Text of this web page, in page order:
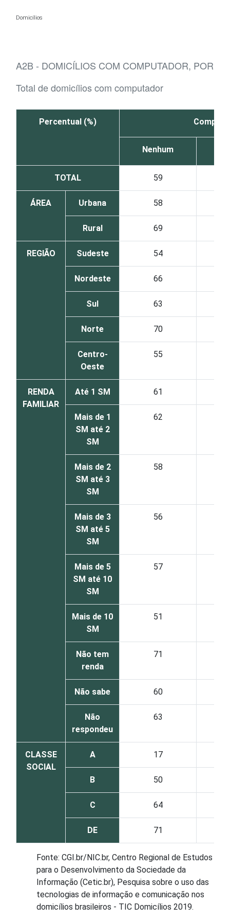
Domicílios
A2B - DOMICÍLIOS COM COMPUTADOR, POR
Total de domicílios com computador
Percentual (%)
Nenhum
TOTAL 59
ÁREA Urbana 58
Rural 69
REGIÃO Sudeste 54
Nordeste 66
Sul 63
Norte 70
Centro-
Oeste
55
RENDA
FAMILIAR
Até 1 SM 61
Mais de 1
SM até 2
SM
62
Mais de 2
SM até 3
SM
58
Mais de 3
SM até 5
SM
56
Mais de 5
SM até 10
SM
57
Mais de 10
SM
51
Não tem
renda
71
Não sabe 60
Não
respondeu
63
CLASSE
SOCIAL
A 17
B 50
C 64
DE 71
Fonte: CGI.br/NIC.br, Centro Regional de Estudos
para o Desenvolvimento da Sociedade da
Informação (Cetic.br), Pesquisa sobre o uso das
tecnologias de informação e comunicação nos
domicílios brasileiros - TIC Domicílios 2019.